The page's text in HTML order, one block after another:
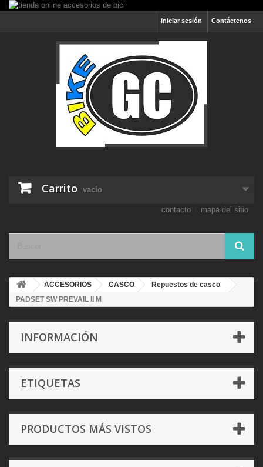
Contáctenos
Iniciar sesión
Carrito vacío
contacto mapa del sitio
ACCESORIOS CASCO
Repuestos de casco
PADSET SW PREVAIL II M
INFORMACIÓN
ETIQUETAS
PRODUCTOS MÁS VISTOS